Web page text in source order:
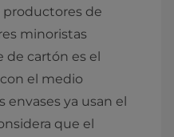
productores de
minoristas
de cartón es el
el medio
envases ya usan el
que el